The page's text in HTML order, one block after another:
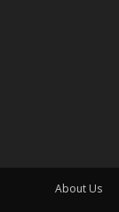
About Us